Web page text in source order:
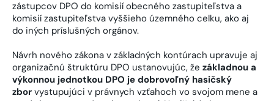
zástupcov DPO do komisií obecného zastupiteľstva a
komisií zastupiteľstva vyššieho územného celku, ako aj
do iných príslušných orgánov.
Návrh nového zákona v základných kontúrach upravuje aj
organizačnú štruktúru DPO ustanovujúc, že základnou a
výkonnou jednotkou DPO je dobrovoľný hasičský
zbor vystupujúci v právnych vzťahoch vo svojom mene a